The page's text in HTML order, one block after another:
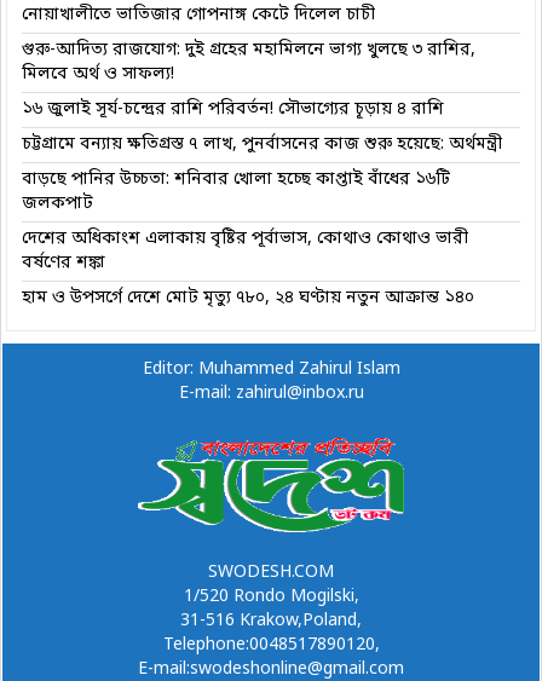
নোয়াখালীতে ভাতিজার গোপনাঙ্গ কেটে দিলেল চাচী
গুরু-আদিত্য রাজযোগ: দুই গ্রহের মহামিলনে ভাগ্য খুলছে ৩ রাশির,
মিলবে অর্থ ও সাফল্য!
১৬ জুলাই সূর্য-চন্দ্রের রাশি পরিবর্তন! সৌভাগ্যের চূড়ায় ৪ রাশি
চট্টগ্রামে বন্যায় ক্ষতিগ্রস্ত ৭ লাখ, পুনর্বাসনের কাজ শুরু হয়েছে: অর্থমন্ত্রী
বাড়ছে পানির উচ্চতা: শনিবার খোলা হচ্ছে কাপ্তাই বাঁধের ১৬টি
জলকপাট
দেশের অধিকাংশ এলাকায় বৃষ্টির পূর্বাভাস, কোথাও কোথাও ভারী
বর্ষণের শঙ্কা
হাম ও উপসর্গে দেশে মোট মৃত্যু ৭৮০, ২৪ ঘণ্টায় নতুন আক্রান্ত ১৪০
Editor: Muhammed Zahirul Islam
E-mail: zahirul@inbox.ru
SWODESH.COM
1/520 Rondo Mogilski,
31-516 Krakow,Poland,
Telephone:0048517890120,
E-mail:swodeshonline@gmail.com